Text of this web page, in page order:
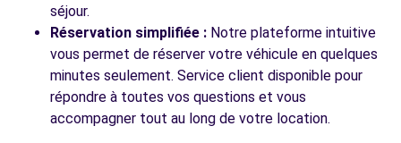
séjour.
Réservation simplifiée : Notre plateforme intuitive
vous permet de réserver votre véhicule en quelques
minutes seulement. Service client disponible pour
répondre à toutes vos questions et vous
accompagner tout au long de votre location.